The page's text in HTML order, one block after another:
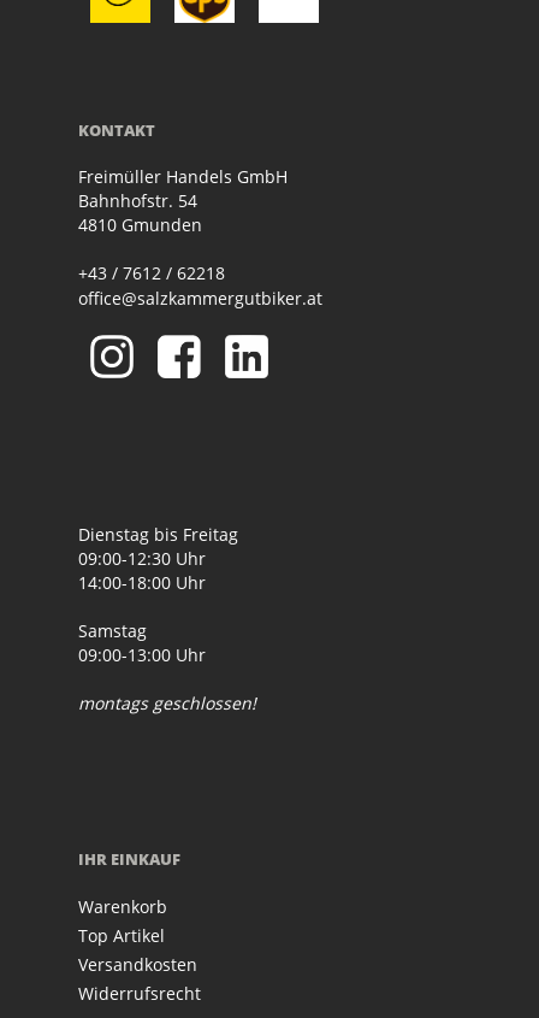
KONTAKT
Freimüller Handels GmbH
Bahnhofstr. 54
4810 Gmunden
+43 / 7612 / 62218
office@salzkammergutbiker.at
Dienstag bis Freitag
09:00-12:30 Uhr
14:00-18:00 Uhr
Samstag
09:00-13:00 Uhr
montags geschlossen!
IHR EINKAUF
Warenkorb
Top Artikel
Versandkosten
Widerrufsrecht